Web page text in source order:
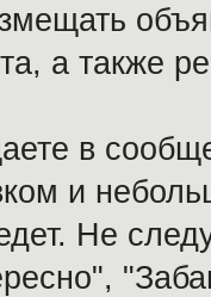
а также
в
и
Не